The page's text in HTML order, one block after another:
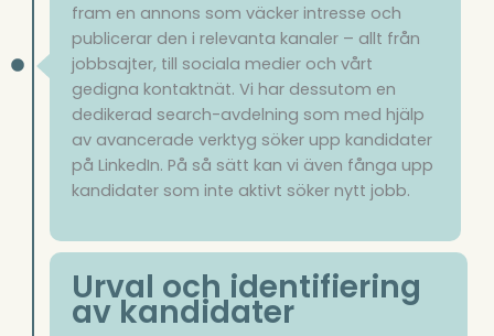
fram en annons som väcker intresse och
publicerar den i relevanta kanaler – allt från
jobbsajter, till sociala medier och vårt
gedigna kontaktnät. Vi har dessutom en
dedikerad search-avdelning som med hjälp
av avancerade verktyg söker upp kandidater
på LinkedIn. På så sätt kan vi även fånga upp
kandidater som inte aktivt söker nytt jobb.
Urval och identifiering
av kandidater